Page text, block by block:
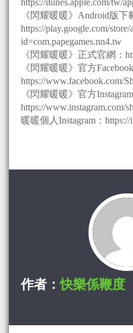
https://itunes.apple.com/tw/
《閃耀暖暖》Android版下
https://play.google.com/store/
id=com.papegames.nn4.tw
《閃耀暖暖》正式官網：
《閃耀暖暖》官方
https://www.facebook.com/
《閃耀暖暖》官方Instagram
https://www.instagram.com/
暖暖個人Instagram：https://
作者：快樂係鞭度